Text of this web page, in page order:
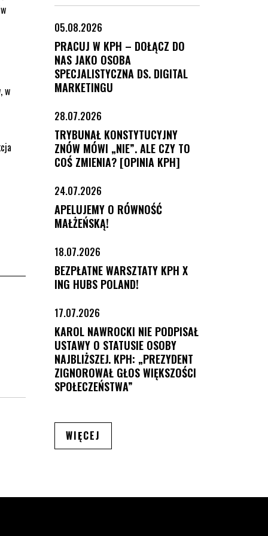
w
05.08.2026
PRACUJ W KPH – DOŁĄCZ DO
NAS JAKO OSOBA
SPECJALISTYCZNA DS. DIGITAL
MARKETINGU
28.07.2026
TRYBUNAŁ KONSTYTUCYJNY
ZNÓW MÓWI „NIE”. ALE CZY TO
COŚ ZMIENIA? [OPINIA KPH]
24.07.2026
APELUJEMY O RÓWNOŚĆ
MAŁŻEŃSKĄ!
18.07.2026
BEZPŁATNE WARSZTATY KPH X
ING HUBS POLAND!
17.07.2026
KAROL NAWROCKI NIE PODPISAŁ
USTAWY O STATUSIE OSOBY
NAJBLIŻSZEJ. KPH: „PREZYDENT
ZIGNOROWAŁ GŁOS WIĘKSZOŚCI
SPOŁECZEŃSTWA”
WIĘCEJ